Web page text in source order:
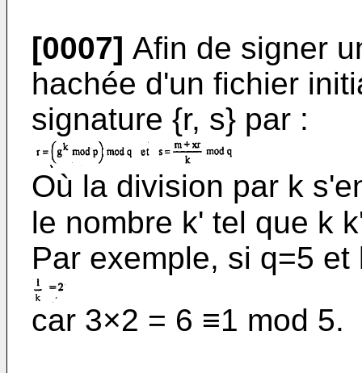
[0007] Afin de signer
hachée d'un fichier
signature {r, s} par :
Où la division par k
le nombre k' tel que k
Par exemple, si q=5 et
car 3×2 = 6 ≡1 mod 5.